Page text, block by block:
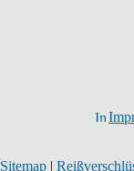
Sitemap|